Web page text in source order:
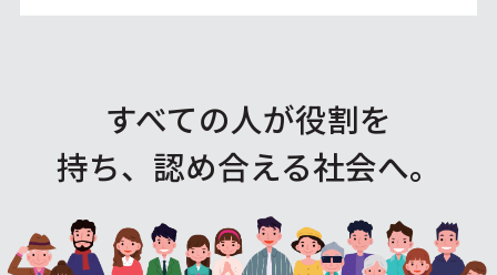
すべての人が役割を
持ち、認め合える社会へ。